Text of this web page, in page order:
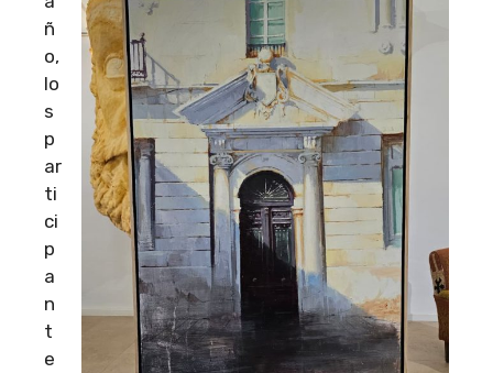
ñ
o,
lo
s
p
ar
ti
ci
p
a
n
t
e